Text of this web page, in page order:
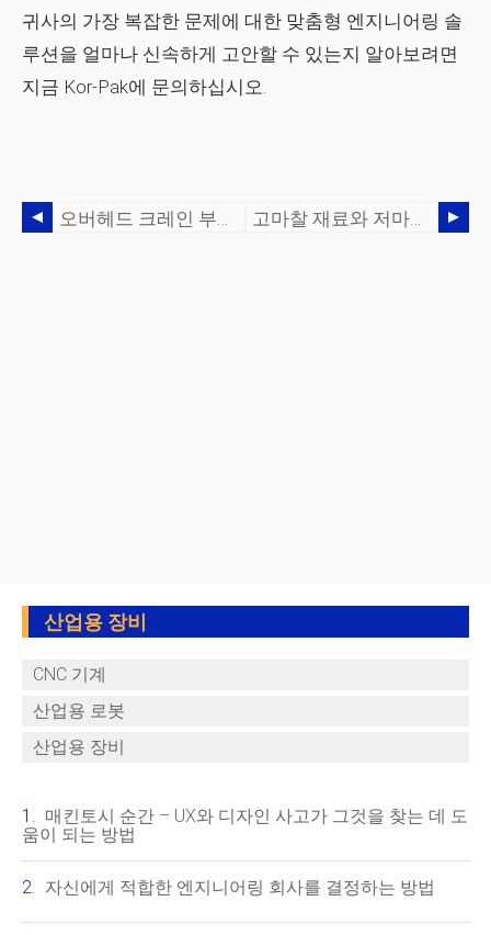
귀사의 가장 복잡한 문제에 대한 맞춤형 엔지니어링 솔
루션을 얼마나 신속하게 고안할 수 있는지 알아보려면
지금 Kor-Pak에 문의하십시오.
오버헤드 크레인 부품:필수 유지보수 체크리스트 고마찰 재료와 저마찰 재료의 차이점 이해
산업용 장비
CNC 기계
산업용 로봇
산업용 장비
매킨토시 순간 – UX와 디자인 사고가 그것을 찾는 데 도
움이 되는 방법
자신에게 적합한 엔지니어링 회사를 결정하는 방법